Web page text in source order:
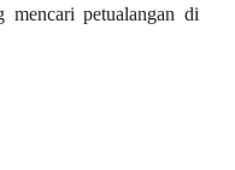
mencari petualangan di